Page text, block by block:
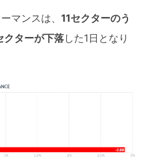
マンスは、 11セクターのう
クターが下落した1日となり